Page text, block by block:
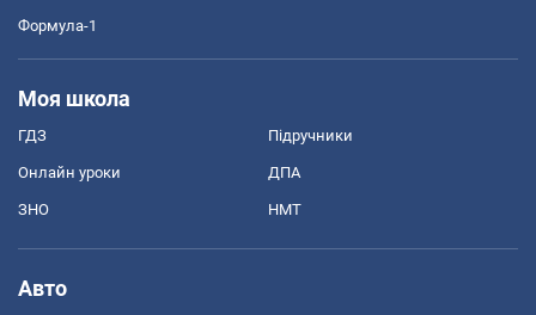
Формула-1
Моя школа
ГДЗ Підручники
Онлайн уроки ДПА
ЗНО НМТ
Авто